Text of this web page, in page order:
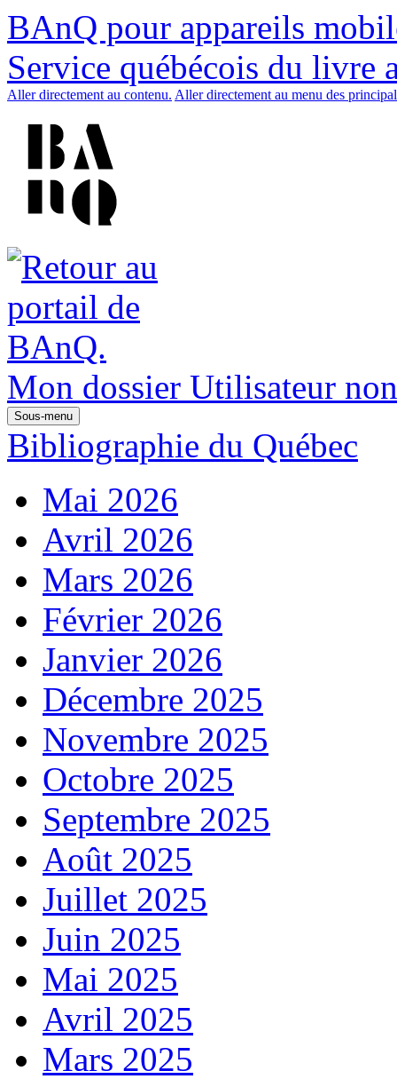
BAnQ pour appareils
Service québécois du livre
Aller directement au contenu. Aller directement au menu des
Mon dossier Utilisateur
Sous-menu
Bibliographie du Québec
Mai 2026
Avril 2026
Mars 2026
Février 2026
Janvier 2026
Décembre 2025
Novembre 2025
Octobre 2025
Septembre 2025
Août 2025
Juillet 2025
Juin 2025
Mai 2025
Avril 2025
Mars 2025